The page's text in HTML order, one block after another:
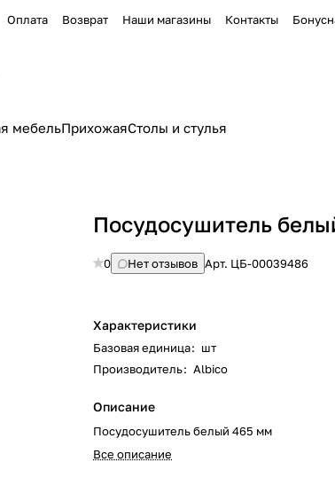
Оплата Возврат Наши магазины Контакты
мебельПрихожаяСтолы и стулья
Посудосушитель
0 Нет отзывов Арт. ЦБ-00039486
Характеристики
Базовая единица: шт
Производитель: Albico
Описание
Посудосушитель белый 465 мм
Все описание